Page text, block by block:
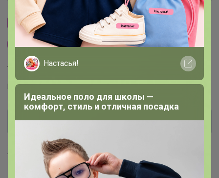
Cтраничка организатора
Другие СП организатора TanyaPK
Торговые марки
MIXAN™
Хиты продаж
Настасья!
Идеальное поло для школы —
комфорт, стиль и отличная посадка